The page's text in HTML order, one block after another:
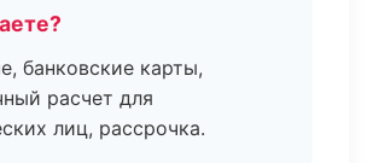
банковские карты,
расчет для
лиц, рассрочка.